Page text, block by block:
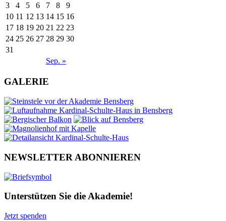
Sep. »
3
4 5 6 7 8
9
10 11 12 13 14 15 16
17 18 19 20 21 22 23
24 25 26 27 28 29 30
31
GALERIE
NEWSLETTER ABONNIEREN
Unterstützen Sie die Akademie!
Jetzt spenden